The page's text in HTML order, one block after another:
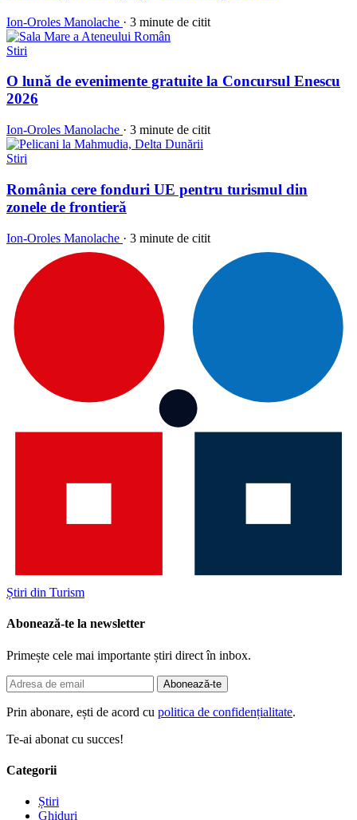
Ion-Oroles Manolache · 3 minute de citit
Stiri
O lună de evenimente gratuite la Concursul Enescu
2026
Ion-Oroles Manolache · 3 minute de citit
Stiri
România cere fonduri UE pentru turismul din
zonele de frontieră
Ion-Oroles Manolache · 3 minute de citit
Știri din Turism
Abonează-te la newsletter
Primește cele mai importante știri direct în inbox.
Abonează-te
Prin abonare, ești de acord cu politica de confidențialitate.
Te-ai abonat cu succes!
Categorii
Știri
Ghiduri